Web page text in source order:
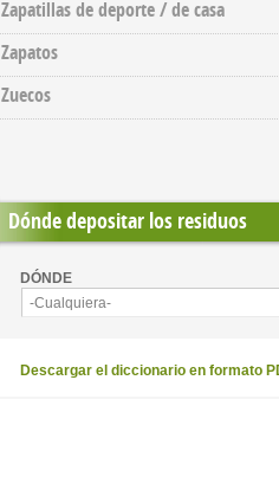
Zapatillas de deporte / de casa
Zapatos
Zuecos
Dónde depositar los residuos
DÓNDE
-Cualquiera-
Descargar el diccionario en formato